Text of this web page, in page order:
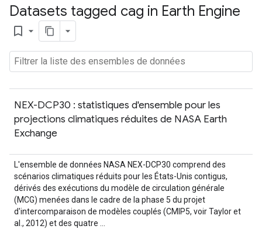
Datasets tagged cag in Earth Engine
bookmark_border
NEX-DCP30 : statistiques d'ensemble pour les
projections climatiques réduites de NASA Earth
Exchange
L'ensemble de données NASA NEX-DCP30 comprend des
scénarios climatiques réduits pour les États-Unis contigus,
dérivés des exécutions du modèle de circulation générale
(MCG) menées dans le cadre de la phase 5 du projet
d'intercomparaison de modèles couplés (CMIP5, voir Taylor et
al., 2012) et des quatre …